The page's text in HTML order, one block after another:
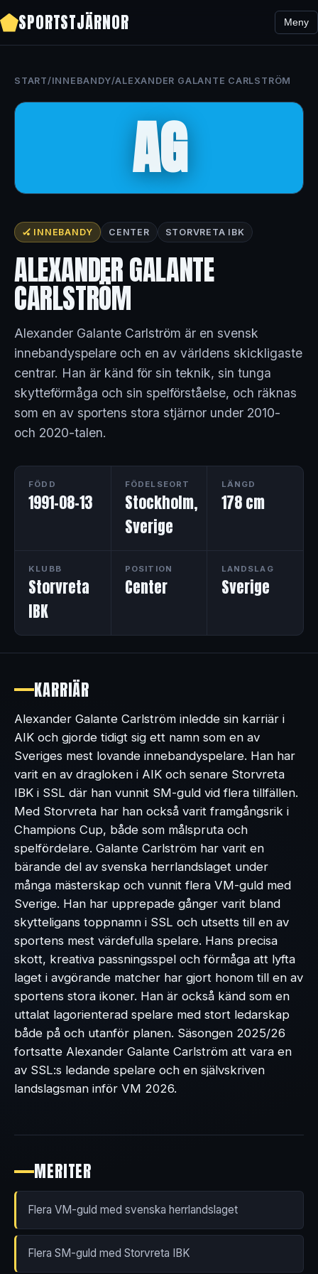
SPORTSTJÄRNOR Meny
START/INNEBANDY/ALEXANDER GALANTE CARLSTRÖM
AG
🏑 INNEBANDY CENTER STORVRETA IBK
ALEXANDER GALANTE
CARLSTRÖM
Alexander Galante Carlström är en svensk
innebandyspelare och en av världens skickligaste
centrar. Han är känd för sin teknik, sin tunga
skytteförmåga och sin spelförståelse, och räknas
som en av sportens stora stjärnor under 2010-
och 2020-talen.
FÖDD
1991-08-13
FÖDELSEORT
Stockholm,
Sverige
LÄNGD
178 cm
KLUBB
Storvreta
IBK
POSITION
Center
LANDSLAG
Sverige
KARRIÄR
Alexander Galante Carlström inledde sin karriär i
AIK och gjorde tidigt sig ett namn som en av
Sveriges mest lovande innebandyspelare. Han har
varit en av dragloken i AIK och senare Storvreta
IBK i SSL där han vunnit SM-guld vid flera tillfällen.
Med Storvreta har han också varit framgångsrik i
Champions Cup, både som målspruta och
spelfördelare. Galante Carlström har varit en
bärande del av svenska herrlandslaget under
många mästerskap och vunnit flera VM-guld med
Sverige. Han har upprepade gånger varit bland
skytteligans toppnamn i SSL och utsetts till en av
sportens mest värdefulla spelare. Hans precisa
skott, kreativa passningsspel och förmåga att lyfta
laget i avgörande matcher har gjort honom till en av
sportens stora ikoner. Han är också känd som en
uttalat lagorienterad spelare med stort ledarskap
både på och utanför planen. Säsongen 2025/26
fortsatte Alexander Galante Carlström att vara en
av SSL:s ledande spelare och en självskriven
landslagsman inför VM 2026.
MERITER
Flera VM-guld med svenska herrlandslaget
Flera SM-guld med Storvreta IBK